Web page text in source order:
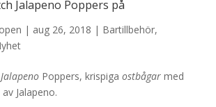
Jalapeno Poppers på
| aug 26, 2018 | Bartillbehör,
Poppers, krispiga ostbågarmed
Jalapeno.